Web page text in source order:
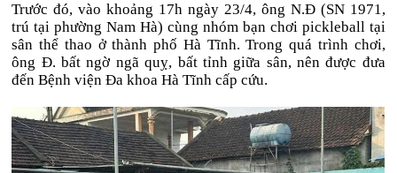
Trước đó, vào khoảng 17h ngày 23/4, ông N.Đ (SN 1971,
trú tại phường Nam Hà) cùng nhóm bạn chơi pickleball tại
sân thể thao ở thành phố Hà Tĩnh. Trong quá trình chơi,
ông Đ. bất ngờ ngã quỵ, bất tỉnh giữa sân, nên được đưa
đến Bệnh viện Đa khoa Hà Tĩnh cấp cứu.